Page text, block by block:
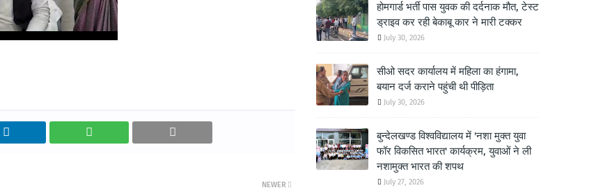
NEWER
होमगार्ड भर्ती पास युवक की दर्दनाक मौत, टेस्ट
ड्राइव कर रही बेकाबू कार ने मारी टक्कर
July 30, 2026
सीओ सदर कार्यालय में महिला का हंगामा,
बयान दर्ज कराने पहुंची थी पीड़िता
July 30, 2026
बुन्देलखण्ड विश्वविद्यालय में 'नशा मुक्त युवा
फॉर विकसित भारत' कार्यक्रम, युवाओं ने ली
नशामुक्त भारत की शपथ
July 27, 2026